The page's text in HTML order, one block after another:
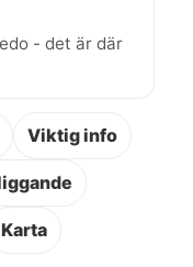
- det är där
Viktig info
Karta